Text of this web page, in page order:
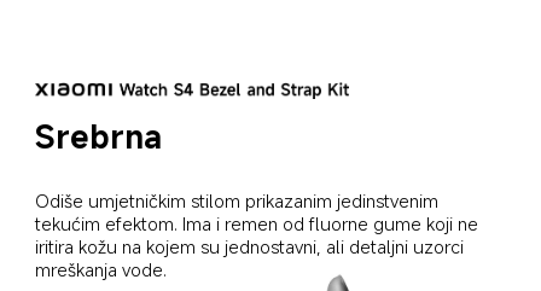
Srebrna
Odiše umjetničkim stilom prikazanim jedinstvenim
tekućim efektom. Ima i remen od fluorne gume koji ne
iritira kožu na kojem su jednostavni, ali detaljni uzorci
mreškanja vode.